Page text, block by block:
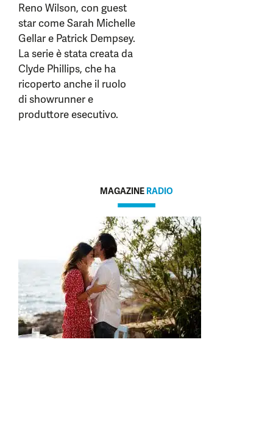
Reno Wilson, con guest
star come Sarah Michelle
Gellar e Patrick Dempsey.
La serie è stata creata da
Clyde Phillips, che ha
ricoperto anche il ruolo
di showrunner e
produttore esecutivo.
MAGAZINE RADIO